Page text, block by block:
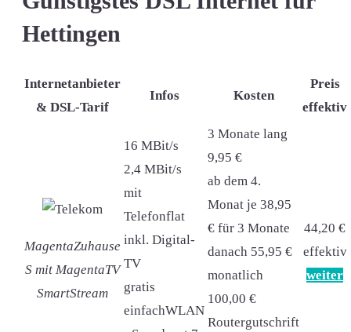
Hettingen
Internetanbieter
& DSL-Tarif
Infos Kosten
Preis
effektiv
MagentaZuhause
S mit MagentaTV
SmartStream
16 MBit/s
2,4 MBit/s
mit
Telefonflat
inkl. Digital-
TV
gratis
einfachWLAN
3 Monate lang
9,95 €
ab dem 4.
Monat je 38,95
€ für 3 Monate
danach 55,95 €
monatlich
100,00 €
Routergutschrift
44,20 €
effektiv
weiter